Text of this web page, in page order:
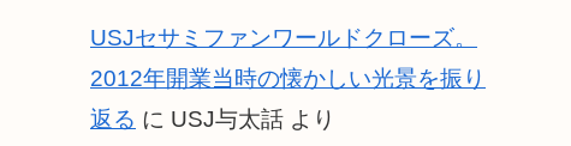
USJセサミファンワールドクローズ。
2012年開業当時の懐かしい光景を振り
返る に USJ与太話 より